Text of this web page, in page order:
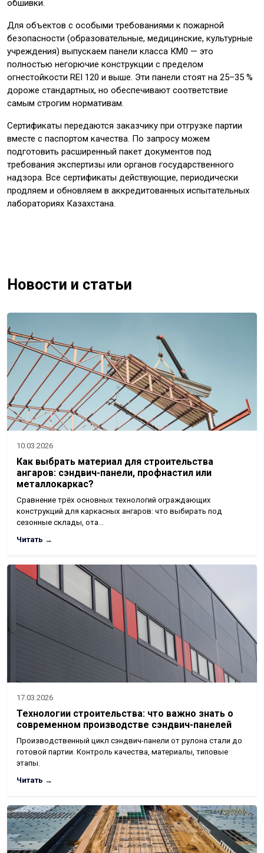
обшивки.
Для объектов с особыми требованиями к пожарной
безопасности (образовательные, медицинские, культурные
учреждения) выпускаем панели класса КМ0 — это
полностью негорючие конструкции с пределом
огнестойкости REI 120 и выше. Эти панели стоят на 25–35 %
дороже стандартных, но обеспечивают соответствие
самым строгим нормативам.
Сертификаты передаются заказчику при отгрузке партии
вместе с паспортом качества. По запросу можем
подготовить расширенный пакет документов под
требования экспертизы или органов государственного
надзора. Все сертификаты действующие, периодически
продляем и обновляем в аккредитованных испытательных
лабораториях Казахстана.
Новости и статьи
10.03.2026
Как выбрать материал для строительства
ангаров: сэндвич-панели, профнастил или
металлокаркас?
Сравнение трёх основных технологий ограждающих
конструкций для каркасных ангаров: что выбирать под
сезонные склады, ота…
Читать →
17.03.2026
Технологии строительства: что важно знать о
современном производстве сэндвич-панелей
Производственный цикл сэндвич-панели от рулона стали до
готовой партии. Контроль качества, материалы, типовые
этапы.
Читать →